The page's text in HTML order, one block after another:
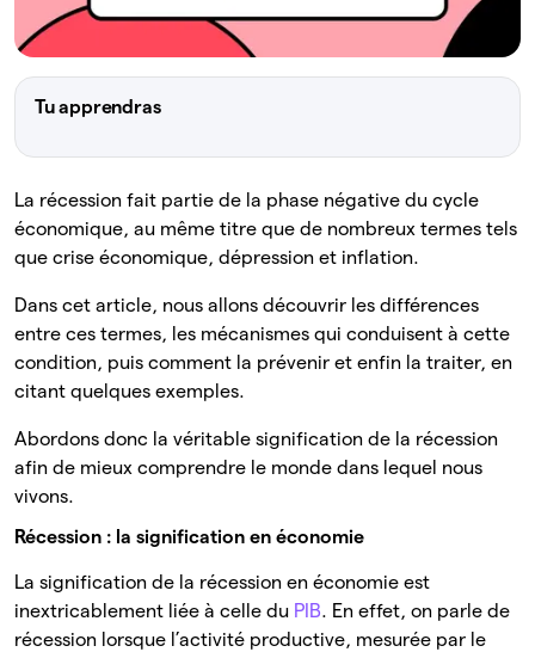
Tu apprendras
La récession fait partie de la phase négative du cycle
économique, au même titre que de nombreux termes tels
que crise économique, dépression et inflation.
Dans cet article, nous allons découvrir les différences
entre ces termes, les mécanismes qui conduisent à cette
condition, puis comment la prévenir et enfin la traiter, en
citant quelques exemples.
Abordons donc la véritable signification de la récession
afin de mieux comprendre le monde dans lequel nous
vivons.
Récession : la signification en économie
La signification de la récession en économie est
inextricablement liée à celle du PIB. En effet, on parle de
récession lorsque l’activité productive, mesurée par le